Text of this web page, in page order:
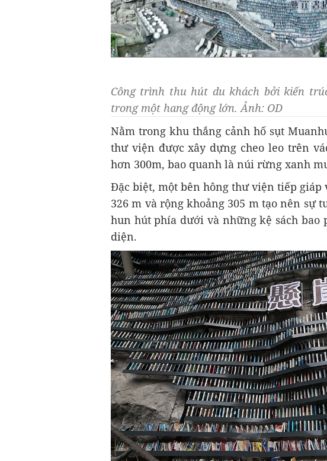
Công trình thu hút du khách bởi kiến
trong một hang động lớn. Ảnh: OD
Nằm trong khu thắng cảnh hố sụt
thư viện được xây dựng cheo leo trên
hơn 300m, bao quanh là núi rừng xanh
Đặc biệt, một bên hông thư viện tiếp giáp
326 m và rộng khoảng 305 m tạo nên sự
hun hút phía dưới và những kệ sách bao
diện.